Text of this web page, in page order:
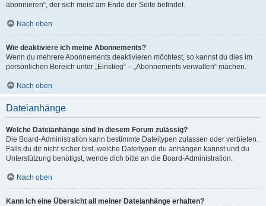
abonnieren“, der sich meist am Ende der Seite befindet.
Nach oben
Wie deaktiviere ich meine Abonnements?
Wenn du mehrere Abonnements deaktivieren möchtest, so kannst du dies im
persönlichen Bereich unter „Einstieg“ – „Abonnements verwalten“ machen.
Nach oben
Dateianhänge
Welche Dateianhänge sind in diesem Forum zulässig?
Die Board-Administration kann bestimmte Dateitypen zulassen oder verbieten.
Falls du dir nicht sicher bist, welche Dateitypen du anhängen kannst und du
Unterstützung benötigst, wende dich bitte an die Board-Administration.
Nach oben
Kann ich eine Übersicht all meiner Dateianhänge erhalten?